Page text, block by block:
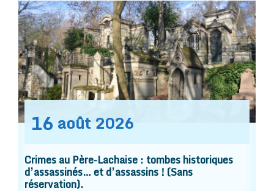
16 août 2026
Crimes au Père-Lachaise : tombes historiques
d’assassinés… et d’assassins ! (Sans
réservation).